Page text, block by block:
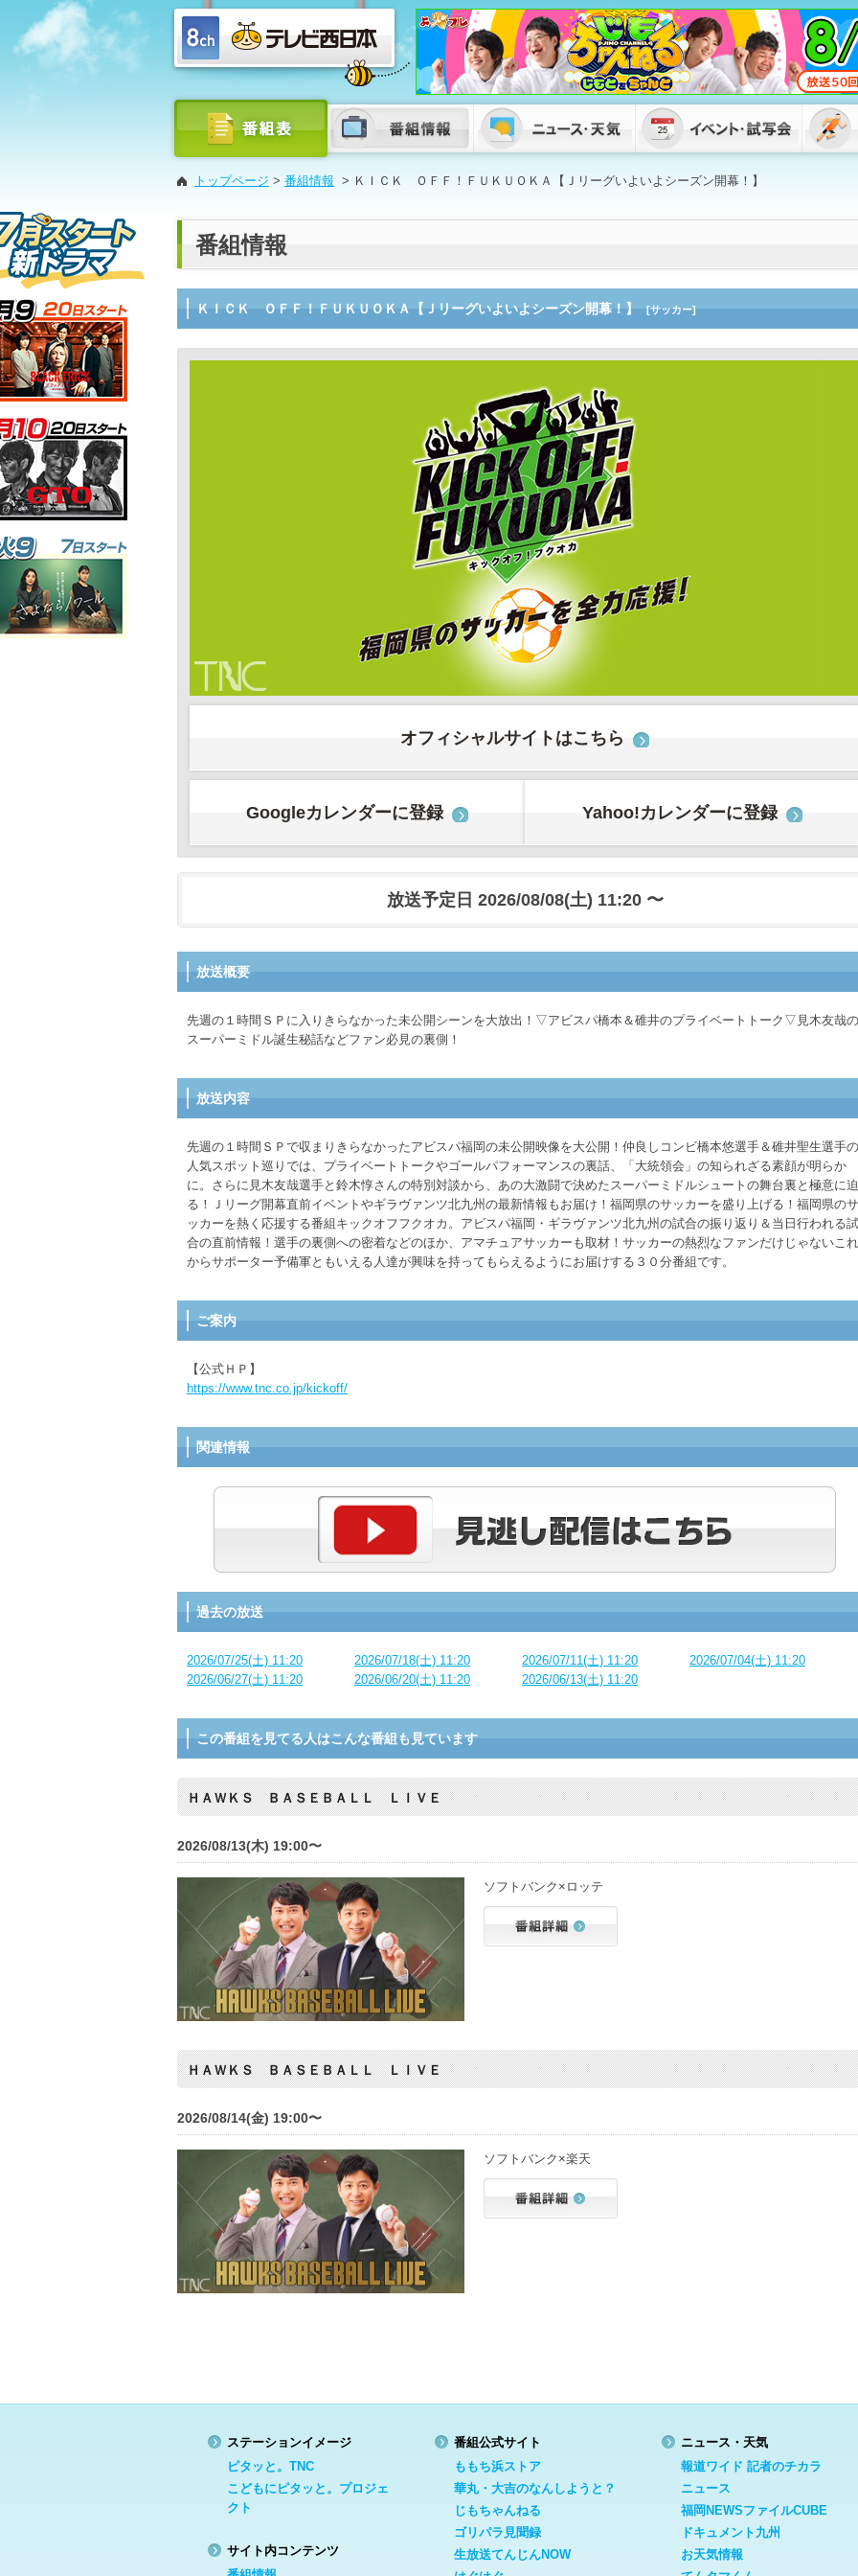
トップページ > 番組情報 > ＫＩＣＫ ＯＦＦ！ＦＵＫＵＯＫＡ【Ｊリーグいよいよシーズン開幕！】
番組情報
ＫＩＣＫ ＯＦＦ！ＦＵＫＵＯＫＡ【Ｊリーグいよいよシーズン開幕！】 [サッカー]
オフィシャルサイトはこちら
Googleカレンダーに登録 Yahoo!カレンダーに登録
放送予定日 2026/08/08(土) 11:20 〜
放送概要
先週の１時間ＳＰに入りきらなかった未公開シーンを大放出！▽アビスパ橋本＆碓井のプライベートトーク▽見木友哉の
スーパーミドル誕生秘話などファン必見の裏側！
放送内容
先週の１時間ＳＰで収まりきらなかったアビスパ福岡の未公開映像を大公開！仲良しコンビ橋本悠選手＆碓井聖生選手の
人気スポット巡りでは、プライベートトークやゴールパフォーマンスの裏話、「大統領会」の知られざる素顔が明らか
に。さらに見木友哉選手と鈴木惇さんの特別対談から、あの大激闘で決めたスーパーミドルシュートの舞台裏と極意に迫
る！Ｊリーグ開幕直前イベントやギラヴァンツ北九州の最新情報もお届け！福岡県のサッカーを盛り上げる！福岡県のサ
ッカーを熱く応援する番組キックオフフクオカ。アビスパ福岡・ギラヴァンツ北九州の試合の振り返り＆当日行われる試
合の直前情報！選手の裏側への密着などのほか、アマチュアサッカーも取材！サッカーの熱烈なファンだけじゃないこれ
からサポーター予備軍ともいえる人達が興味を持ってもらえるようにお届けする３０分番組です。
ご案内
【公式ＨＰ】
https://www.tnc.co.jp/kickoff/
関連情報
過去の放送
2026/07/25(土) 11:20 2026/07/18(土) 11:20 2026/07/11(土) 11:20
2026/07/04(土) 11:20
2026/06/27(土) 11:20
2026/06/20(土) 11:20 2026/06/13(土) 11:20
この番組を見てる人はこんな番組も見ています
ＨＡＷＫＳ ＢＡＳＥＢＡＬＬ ＬＩＶＥ
2026/08/13(木) 19:00〜
ソフトバンク×ロッテ
ＨＡＷＫＳ ＢＡＳＥＢＡＬＬ ＬＩＶＥ
2026/08/14(金) 19:00〜
ソフトバンク×楽天
ステーションイメージ
ピタッと。TNC
こどもにピタッと。プロジェ
クト
サイト内コンテンツ
番組公式サイト
ももち浜ストア
華丸・大吉のなんしようと？
じもちゃんねる
ゴリパラ見聞録
生放送てんじんNOW
ニュース・天気
報道ワイド 記者のチカラ
ニュース
福岡NEWSファイルCUBE
ドキュメント九州
お天気情報